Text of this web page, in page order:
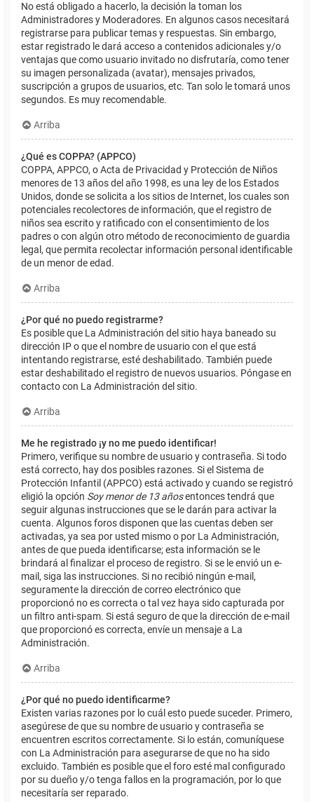
No está obligado a hacerlo, la decisión la toman los
Administradores y Moderadores. En algunos casos necesitará
registrarse para publicar temas y respuestas. Sin embargo,
estar registrado le dará acceso a contenidos adicionales y/o
ventajas que como usuario invitado no disfrutaría, como tener
su imagen personalizada (avatar), mensajes privados,
suscripción a grupos de usuarios, etc. Tan solo le tomará unos
segundos. Es muy recomendable.
Arriba
¿Qué es COPPA? (APPCO)
COPPA, APPCO, o Acta de Privacidad y Protección de Niños
menores de 13 años del año 1998, es una ley de los Estados
Unidos, donde se solicita a los sitios de Internet, los cuales son
potenciales recolectores de información, que el registro de
niños sea escrito y ratificado con el consentimiento de los
padres o con algún otro método de reconocimiento de guardia
legal, que permita recolectar información personal identificable
de un menor de edad.
Arriba
¿Por qué no puedo registrarme?
Es posible que La Administración del sitio haya baneado su
dirección IP o que el nombre de usuario con el que está
intentando registrarse, esté deshabilitado. También puede
estar deshabilitado el registro de nuevos usuarios. Póngase en
contacto con La Administración del sitio.
Arriba
Me he registrado ¡y no me puedo identificar!
Primero, verifique su nombre de usuario y contraseña. Si todo
está correcto, hay dos posibles razones. Si el Sistema de
Protección Infantil (APPCO) está activado y cuando se registró
eligió la opción Soy menor de 13 añosentonces tendrá que
seguir algunas instrucciones que se le darán para activar la
cuenta. Algunos foros disponen que las cuentas deben ser
activadas, ya sea por usted mismo o por La Administración,
antes de que pueda identificarse; esta información se le
brindará al finalizar el proceso de registro. Si se le envió un e-
mail, siga las instrucciones. Si no recibió ningún e-mail,
seguramente la dirección de correo electrónico que
proporcionó no es correcta o tal vez haya sido capturada por
un filtro anti-spam. Si está seguro de que la dirección de e-mail
que proporcionó es correcta, envíe un mensaje a La
Administración.
Arriba
¿Por qué no puedo identificarme?
Existen varias razones por lo cuál esto puede suceder. Primero,
asegúrese de que su nombre de usuario y contraseña se
encuentren escritos correctamente. Si lo están, comuníquese
con La Administración para asegurarse de que no ha sido
excluido. También es posible que el foro esté mal configurado
por su dueño y/o tenga fallos en la programación, por lo que
necesitaría ser reparado.